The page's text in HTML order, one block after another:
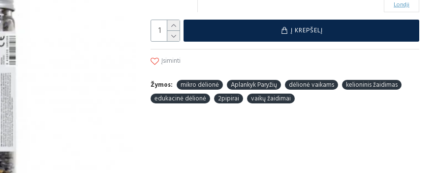
Londji
Į KREPŠELĮ
Įsiminti
Žymos: mikro dėlionė Aplankyk Paryžių dėlionė vaikams
kelioninis žaidimas
edukacinė dėlionė
2pipirai vaikų žaidimai